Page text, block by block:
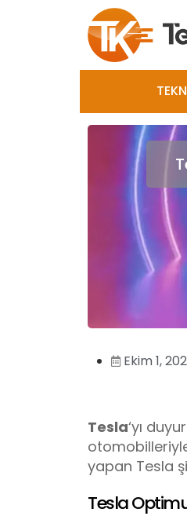
Ekim 1,
Tesla‘yı
yapan Tesla
Tesla